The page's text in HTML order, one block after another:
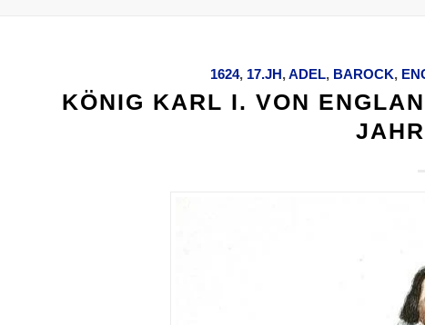
1624, 17.JH,ADEL, BAROCK,
KÖNIG KARL I. VON